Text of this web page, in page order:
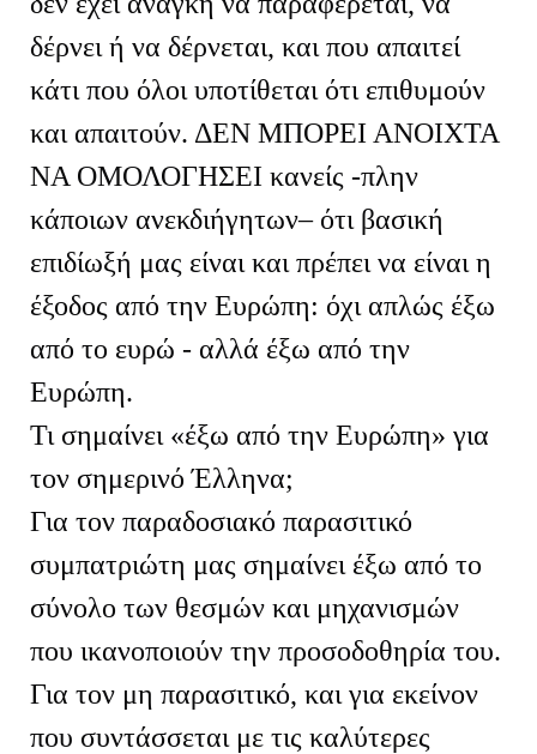
δέρνει ή να δέρνεται, και που απαιτεί
κάτι που όλοι υποτίθεται ότι επιθυμούν
και απαιτούν. ΔΕΝ ΜΠΟΡΕΙ ΑΝΟΙΧΤΑ
ΝΑ ΟΜΟΛΟΓΗΣΕΙ κανείς -πλην
κάποιων ανεκδιήγητων– ότι βασική
επιδίωξή μας είναι και πρέπει να είναι η
έξοδος από την Ευρώπη: όχι απλώς έξω
από το ευρώ - αλλά έξω από την
Ευρώπη.
Τι σημαίνει «έξω από την Ευρώπη» για
τον σημερινό Έλληνα;
Για τον παραδοσιακό παρασιτικό
συμπατριώτη μας σημαίνει έξω από το
σύνολο των θεσμών και μηχανισμών
που ικανοποιούν την προσοδοθηρία του.
Για τον μη παρασιτικό, και για εκείνον
που συντάσσεται με τις καλύτερες